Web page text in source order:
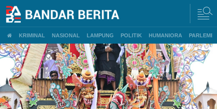
KRIMINAL NASIONAL LAMPUNG POLITIK HUMANIORA